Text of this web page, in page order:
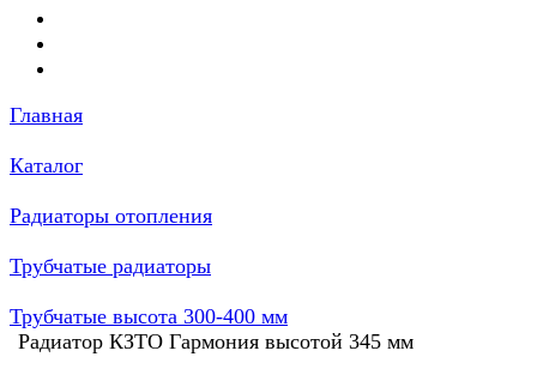
Главная
Каталог
Радиаторы отопления
Трубчатые радиаторы
Трубчатые высота 300-400 мм
Радиатор КЗТО Гармония высотой 345 мм